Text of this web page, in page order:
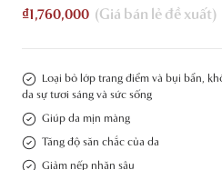
₫1,760,000
Loại bỏ lớp trang điểm và bụi bẩn,
da sự tươi sáng và sức sống
Giúp da mịn màng
Tăng độ săn chắc của da
Giảm nếp nhăn sâu